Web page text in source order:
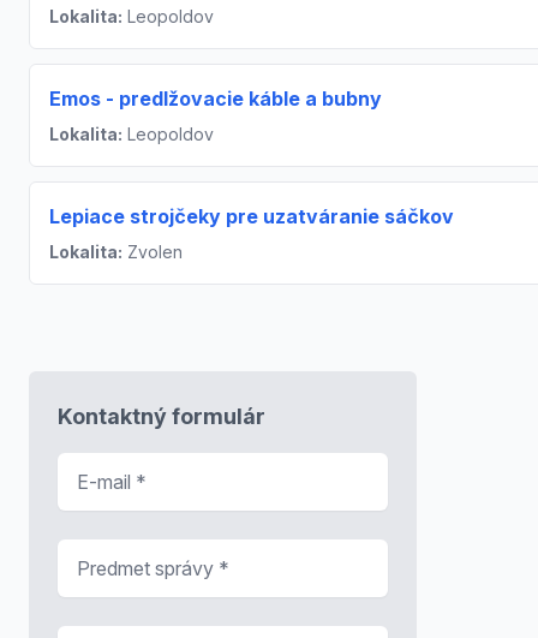
Lokalita: Leopoldov
Emos - predlžovacie káble a bubny
Lokalita: Leopoldov
Lepiace strojčeky pre uzatváranie sáčkov
Lokalita: Zvolen
Kontaktný formulár